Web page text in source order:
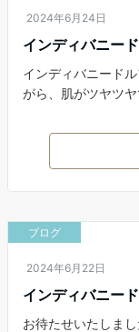
2024年6月24日
インディバニー
インディバニード
がら、肌がツヤツヤ
ブログ
2024年6月22日
インディバニー
お待たせいたしま